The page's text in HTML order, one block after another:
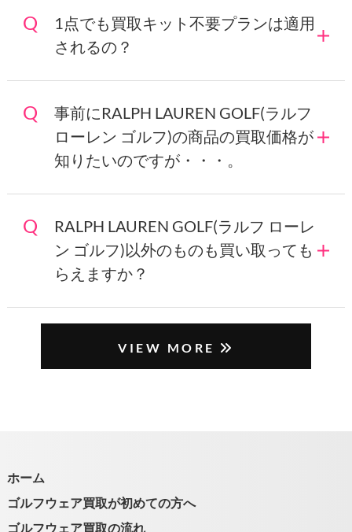
1点でも買取キット不要プランは適用
されるの？
事前にRALPH LAUREN GOLF(ラルフ
ローレン ゴルフ)の商品の買取価格が
知りたいのですが・・・。
RALPH LAUREN GOLF(ラルフ ローレ
ン ゴルフ)以外のものも買い取っても
らえますか？
VIEW MORE
ホーム
ゴルフウェア買取が初めての方へ
ゴルフウェア買取の流れ